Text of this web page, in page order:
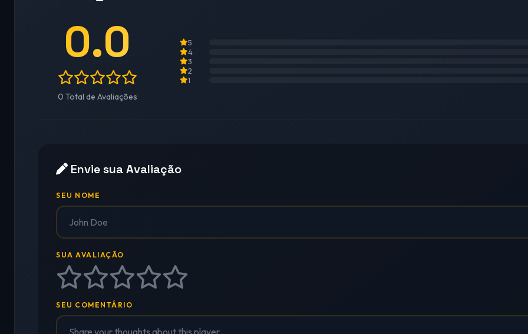
0.0
0 Total de Avaliações
5
4
3
2
1
Envie sua Avaliação
SEU NOME
SUA AVALIAÇÃO
SEU COMENTÁRIO